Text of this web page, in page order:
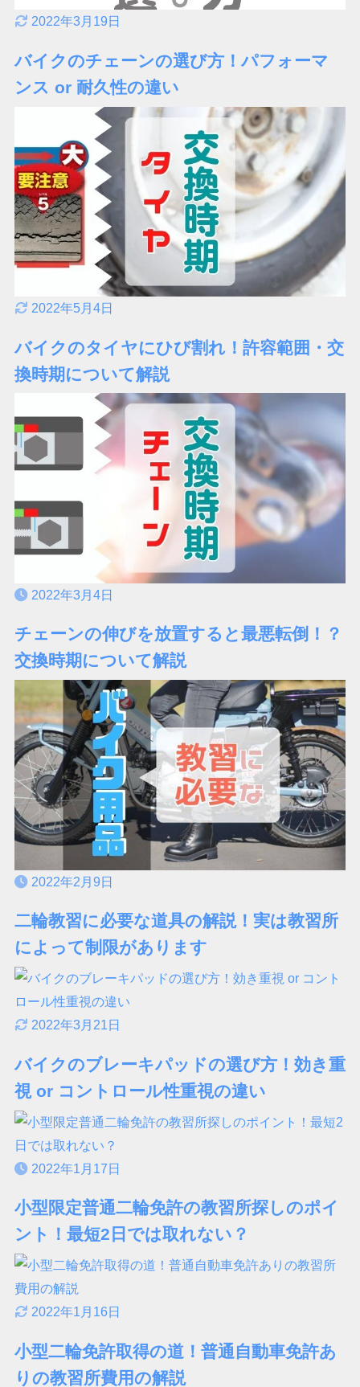
2022年3月19日
バイクのチェーンの選び方！パフォーマ
ンス or 耐久性の違い
2022年5月4日
バイクのタイヤにひび割れ！許容範囲・交
換時期について解説
2022年3月4日
チェーンの伸びを放置すると最悪転倒！？
交換時期について解説
2022年2月9日
二輪教習に必要な道具の解説！実は教習所
によって制限があります
2022年3月21日
バイクのブレーキパッドの選び方！効き重
視 or コントロール性重視の違い
2022年1月17日
小型限定普通二輪免許の教習所探しのポイ
ント！最短2日では取れない？
2022年1月16日
小型二輪免許取得の道！普通自動車免許あ
りの教習所費用の解説